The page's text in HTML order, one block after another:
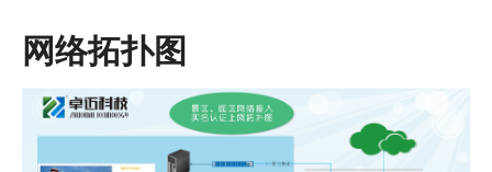
网络拓扑图